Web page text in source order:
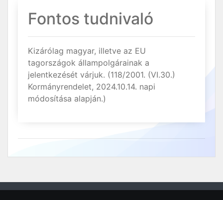
Fontos tudnivaló
Kizárólag magyar, illetve az EU
tagországok állampolgárainak a
jelentkezését várjuk. (118/2001. (VI.30.)
Kormányrendelet, 2024.10.14. napi
módosítása alapján.)